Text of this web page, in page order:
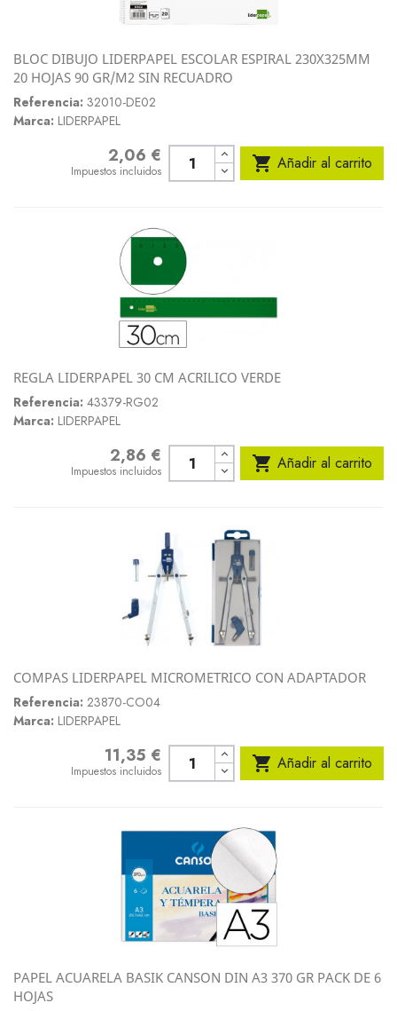
BLOC DIBUJO LIDERPAPEL ESCOLAR ESPIRAL 230X325MM
20 HOJAS 90 GR/M2 SIN RECUADRO
Referencia: 32010-DE02
Marca: LIDERPAPEL
2,06 €
Impuestos incluidos  Añadir al carrito
REGLA LIDERPAPEL 30 CM ACRILICO VERDE
Referencia: 43379-RG02
Marca: LIDERPAPEL
2,86 €
Impuestos incluidos  Añadir al carrito
COMPAS LIDERPAPEL MICROMETRICO CON ADAPTADOR
Referencia: 23870-CO04
Marca: LIDERPAPEL
11,35 €
Impuestos incluidos  Añadir al carrito
PAPEL ACUARELA BASIK CANSON DIN A3 370 GR PACK DE 6
HOJAS